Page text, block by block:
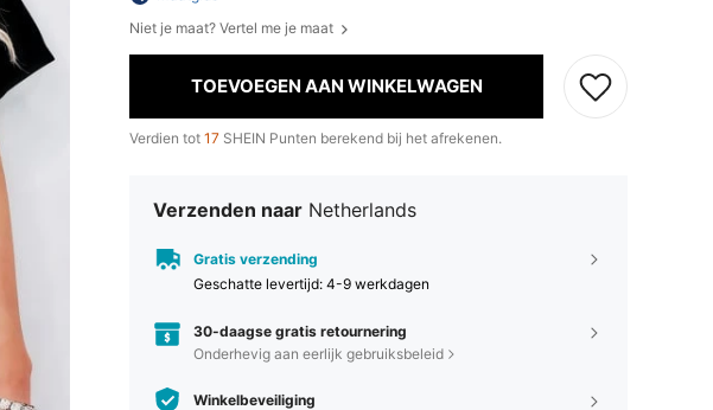
Niet je maat? Vertel me je maat
TOEVOEGEN AAN WINKELWAGEN
Verdien tot 17 SHEIN Punten berekend bij het afrekenen.
Verzenden naar Netherlands
Gratis verzending
Geschatte levertijd: 4-9 werkdagen
30-daagse gratis retournering
Onderhevig aan eerlijk gebruiksbeleid
Winkelbeveiliging